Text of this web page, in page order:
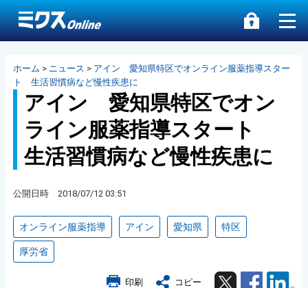
ホーム > ニュース > アイン 愛知県特区でオンライン服薬指導スター
ト 生活習慣病など慢性疾患に
アイン 愛知県特区でオン
ライン服薬指導スタート
生活習慣病など慢性疾患に
公開日時 2018/07/12 03:51
オンライン服薬指導 アイン 愛知県 特区
厚労省
印刷 コピー Twitter Facebook